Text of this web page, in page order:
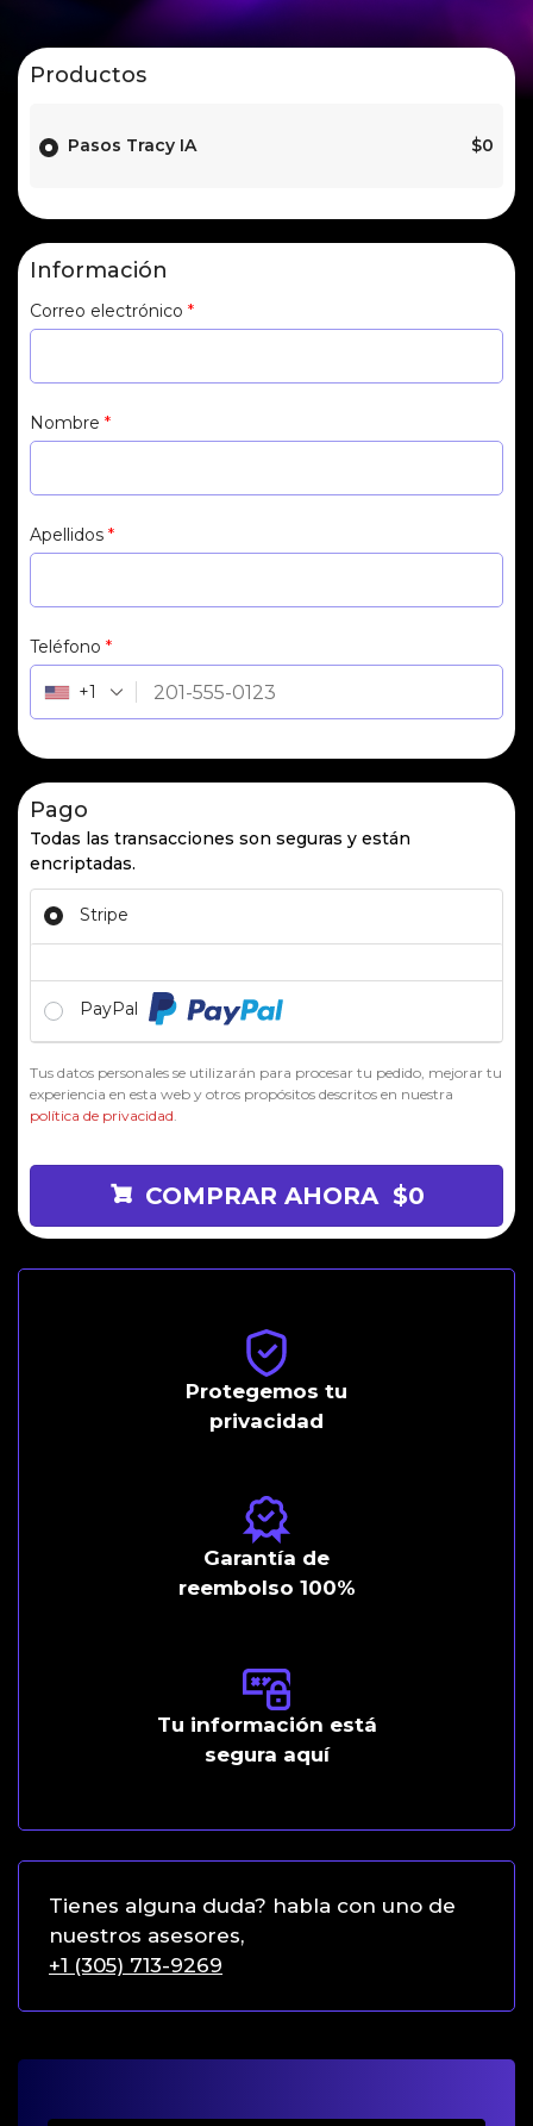
Productos
Pasos Tracy IA $0
Información
Correo electrónico *
Nombre *
Apellidos *
Teléfono *
+1
Pago
Todas las transacciones son seguras y están
encriptadas.
Stripe
PayPal
Tus datos personales se utilizarán para procesar tu pedido, mejorar tu
experiencia en esta web y otros propósitos descritos en nuestra
política de privacidad
COMPRAR AHORA $0
Protegemos tu
privacidad
Garantía de
reembolso 100%
Tu información está
segura aquí
Tienes alguna duda? habla con uno de
nuestros asesores,
+1 (305) 713-9269